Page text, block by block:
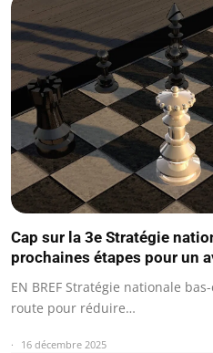
Cap sur la 3e Stratégie
prochaines étapes pour un
EN BREF Stratégie nationale
route pour réduire…
16 décembre 2025